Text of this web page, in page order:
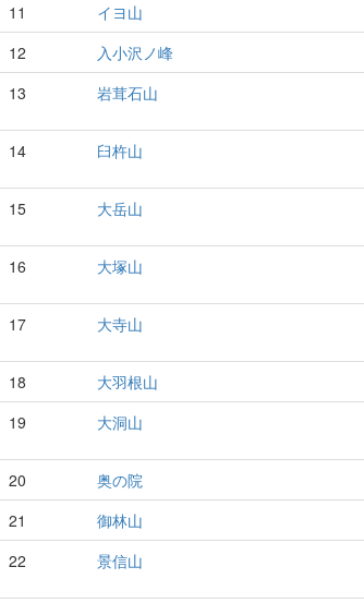
11 イヨ山
12
入小沢ノ峰
13
岩茸石山
14 臼杵山
15 大岳山
16 大塚山
17 大寺山
18 大羽根山
19
大洞山
20 奥の院
21
御林山
22
景信山